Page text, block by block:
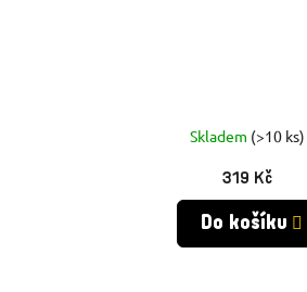
Skladem (>10 ks)
319 Kč
Do košíku